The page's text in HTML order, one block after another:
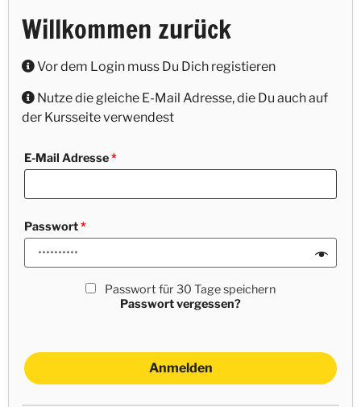
Willkommen zurück
Vor dem Login muss Du Dich registieren
Nutze die gleiche E-Mail Adresse, die Du auch auf
der Kursseite verwendest
E-Mail Adresse*
Passwort*
Passwort für 30 Tage speichern
Passwort vergessen?
Anmelden